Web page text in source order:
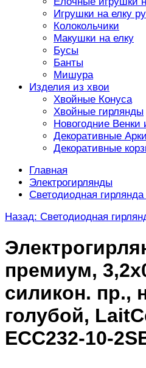
Игрушки на елку
Колокольчики
Макушки на елку
Бусы
Банты
Мишура
Изделия из хвои
Хвойные Конуса
Хвойные гирлянды
Новогодние Венки
Декоративные Арки
Декоративные
Главная
Электрогирлянды
Светодиодная
Назад: Светодиодная
премиум,
силикон. пр.,
голубой,
ECC232-10-